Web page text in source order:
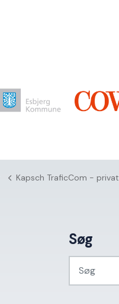
Kapsch TraficCom - privat sektor
Søg